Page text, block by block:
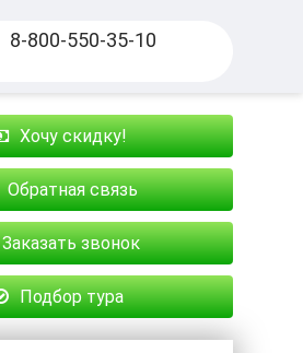
8-800-550-35-10
Хочу скидку!
Обратная связь
Заказать звонок
Подбор тура